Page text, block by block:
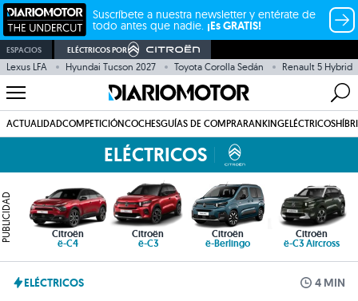
Suscríbete a nuestra newsletter y entérate de
todo antes que nadie. ¡Es GRATIS!
ESPACIOS ELÉCTRICOS POR
Lexus LFA Hyundai Tucson 2027 Toyota Corolla Sedán Renault 5 Hybrid
ACTUALIDADCOMPETICIÓNCOCHESGUÍAS DE COMPRARANKINGELÉCTRICOS
ELÉCTRICOS
PUBLICIDAD Citroën
ë-C4
Citroën
ë-C3
Citroën
ë-Berlingo
Citroën
ë-C3 Aircross
ELÉCTRICOS 4 MIN